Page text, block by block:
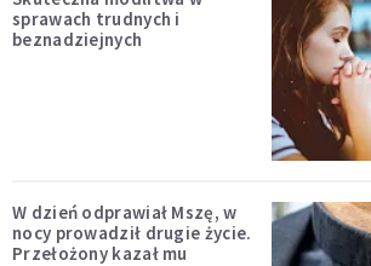
sprawach trudnych i
beznadziejnych
W dzień odprawiał Mszę, w
nocy prowadził drugie życie.
Przełożony kazał mu